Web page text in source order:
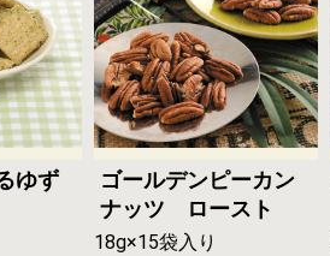
ゆず
ゴールデンピーカン
ナッツ ロースト
18g×15袋入り